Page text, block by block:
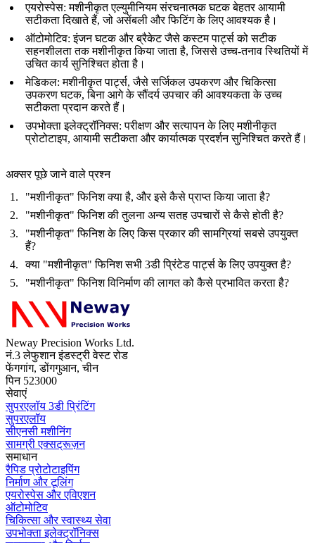
एयरोस्पेस: मशीनीकृत एल्युमीनियम संरचनात्मक घटक बेहतर आयामी
सटीकता दिखाते हैं, जो असेंबली और फिटिंग के लिए आवश्यक है।
ऑटोमोटिव: इंजन घटक और ब्रैकेट जैसे कस्टम पार्ट्स को सटीक
सहनशीलता तक मशीनीकृत किया जाता है, जिससे उच्च-तनाव स्थितियों में
उचित कार्य सुनिश्चित होता है।
मेडिकल: मशीनीकृत पार्ट्स, जैसे सर्जिकल उपकरण और चिकित्सा
उपकरण घटक, बिना आगे के सौंदर्य उपचार की आवश्यकता के उच्च
सटीकता प्रदान करते हैं।
उपभोक्ता इलेक्ट्रॉनिक्स: परीक्षण और सत्यापन के लिए मशीनीकृत
प्रोटोटाइप, आयामी सटीकता और कार्यात्मक प्रदर्शन सुनिश्चित करते हैं।
अक्सर पूछे जाने वाले प्रश्न
"मशीनीकृत" फिनिश क्या है, और इसे कैसे प्राप्त किया जाता है?
"मशीनीकृत" फिनिश की तुलना अन्य सतह उपचारों से कैसे होती है?
"मशीनीकृत" फिनिश के लिए किस प्रकार की सामग्रियां सबसे उपयुक्त
हैं?
क्या "मशीनीकृत" फिनिश सभी 3डी प्रिंटेड पार्ट्स के लिए उपयुक्त है?
"मशीनीकृत" फिनिश विनिर्माण की लागत को कैसे प्रभावित करता है?
Neway Precision Works Ltd.
नं.3 लेफुशान इंडस्ट्री वेस्ट रोड
फेंगगांग, डोंगगुआन, चीन
पिन 523000
सेवाएं
सुपरएलॉय 3डी प्रिंटिंग
सुपरएलॉय
सीएनसी मशीनिंग
सामग्री एक्सट्रूज़न
समाधान
रैपिड प्रोटोटाइपिंग
निर्माण और टूलिंग
एयरोस्पेस और एविएशन
ऑटोमोटिव
चिकित्सा और स्वास्थ्य सेवा
उपभोक्ता इलेक्ट्रॉनिक्स